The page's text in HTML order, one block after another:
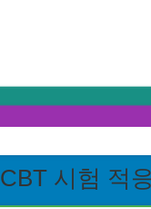
CBT 시험 적